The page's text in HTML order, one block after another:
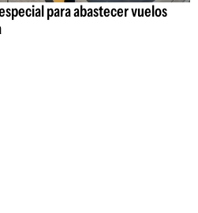
para abastecer vuelos